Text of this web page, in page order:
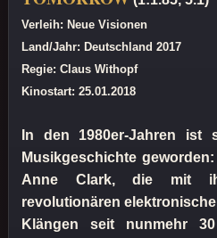
Verleih: Neue Visionen
Land/Jahr: Deutschland 2017
Regie: Claus Withopf
Kinostart: 25.01.2018
In den 1980er-Jahren
Musikgeschichte
Anne Clark, die mit
revolutionären
Klängen seit nunmehr